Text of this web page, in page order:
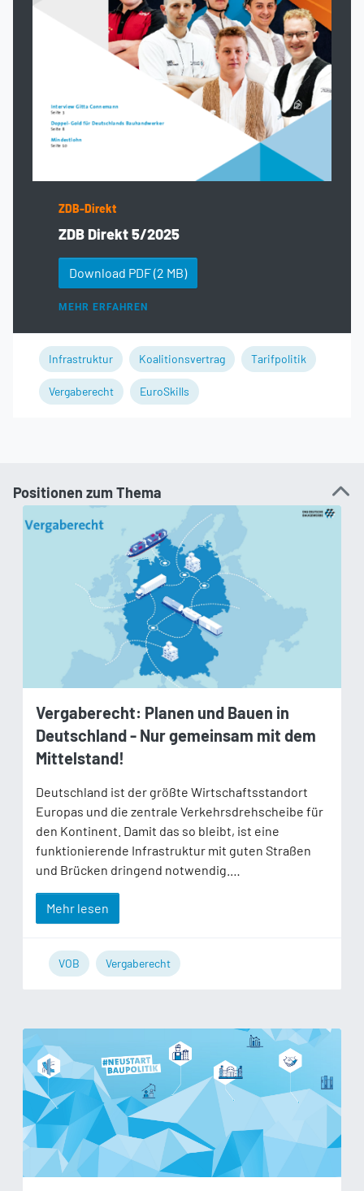
ZDB-Direkt
ZDB Direkt 5/2025
Download PDF(2 MB)
MEHR ERFAHREN
Infrastruktur Koalitionsvertrag Tarifpolitik
Vergaberecht EuroSkills
Positionen zum Thema
Vergaberecht: Planen und Bauen in
Deutschland - Nur gemeinsam mit dem
Mittelstand!
Deutschland ist der größte Wirtschaftsstandort
Europas und die zentrale Verkehrsdrehscheibe für
den Kontinent. Damit das so bleibt, ist eine
funktionierende Infrastruktur mit guten Straßen
und Brücken dringend notwendig.…
Mehr lesen
VOB Vergaberecht